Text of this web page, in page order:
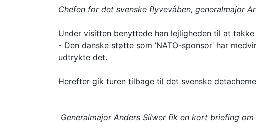
Chefen for det svenske flyvevåben, generalmajor
Under visitten benyttede han lejligheden til at
- Den danske støtte som ’NATO-sponsor’ har
udtrykte det.
Herefter gik turen tilbage til det svenske
Generalmajor Anders Silwer fik en kort briefing